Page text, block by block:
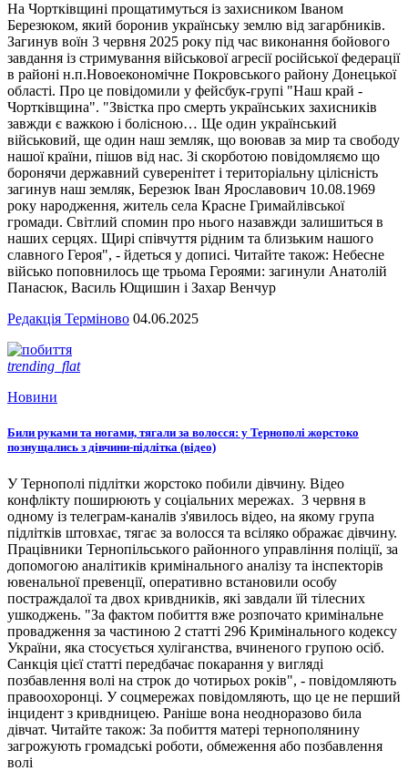
На Чортківщині прощатимуться із захисником Іваном
Березюком, який боронив українську землю від загарбників.
Загинув воїн 3 червня 2025 року під час виконання бойового
завдання із стримування військової агресії російської федерації
в районі н.п.Новоекономічне Покровського району Донецької
області. Про це повідомили у фейсбук-групі "Наш край -
Чортківщина". "Звістка про смерть українських захисників
завжди є важкою і болісною… Ще один український
військовий, ще один наш земляк, що воював за мир та свободу
нашої країни, пішов від нас. Зі скорботою повідомляємо що
боронячи державний суверенітет і територіальну цілісність
загинув наш земляк, Березюк Іван Ярославович 10.08.1969
року народження, житель села Красне Гримайлівської
громади. Світлий спомин про нього назавжди залишиться в
наших серцях. Щирі співчуття рідним та близьким нашого
славного Героя", - йдеться у дописі. Читайте також: Небесне
військо поповнилось ще трьома Героями: загинули Анатолій
Панасюк, Василь Ющишин і Захар Венчур
Редакція Терміново 04.06.2025
trending_flat
Новини
Били руками та ногами, тягали за волосся: у Тернополі жорстоко
познущались з дівчини-підлітка (відео)
У Тернополі підлітки жорстоко побили дівчину. Відео
конфлікту поширюють у соціальних мережах. 3 червня в
одному із телеграм-каналів з'явилось відео, на якому група
підлітків штовхає, тягає за волосся та всіляко ображає дівчину.
Працівники Тернопільського районного управління поліції, за
допомогою аналітиків кримінального аналізу та інспекторів
ювенальної превенції, оперативно встановили особу
постраждалої та двох кривдників, які завдали їй тілесних
ушкоджень. "За фактом побиття вже розпочато кримінальне
провадження за частиною 2 статті 296 Кримінального кодексу
України, яка стосується хуліганства, вчиненого групою осіб.
Санкція цієї статті передбачає покарання у вигляді
позбавлення волі на строк до чотирьох років", - повідомляють
правоохоронці. У соцмережах повідомляють, що це не перший
інцидент з кривдницею. Раніше вона неодноразово била
дівчат. Читайте також: За побиття матері тернополянину
загрожують громадські роботи, обмеження або позбавлення
волі